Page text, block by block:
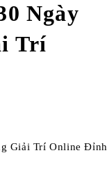
Ngày
Trí
Giải Trí Online